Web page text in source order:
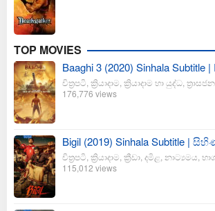
TOP MOVIES
Baaghi 3 (2020) Sinhala Subtitle
චිත්‍රපටි ක්‍රියාදාම ක්‍රියාදාම හා යුද්ධ
176,776 views
Bigil (2019) Sinhala Subtitle |
චිත්‍රපටි ක්‍රියාදාම ක්‍රීඩා දමිළ නාට්‍යමය
115,012 views